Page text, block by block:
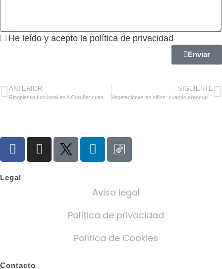
He leído y acepto la política de privacidad
Enviar
ANTERIOR SIGUIENTE
Vegetaciones en niños: cuándo preocuparse y cómo se tratan de forma segura y eficaz
Legal
Aviso legal
Política de privacidad
Política de Cookies
Contacto